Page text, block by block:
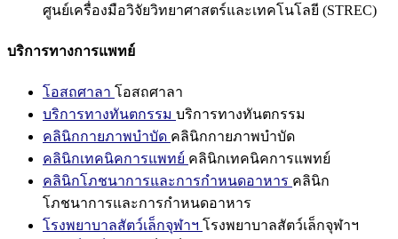
ศูนย์เครื่องมือวิจัยวิทยาศาสตร์และเทคโนโลยี (STREC)
บริการทางการแพทย์
โอสถศาลา โอสถศาลา
บริการทางทันตกรรม บริการทางทันตกรรม
คลินิกกายภาพบำบัด คลินิกกายภาพบำบัด
คลินิกเทคนิคการแพทย์ คลินิกเทคนิคการแพทย์
คลินิกโภชนาการและการกำหนดอาหาร คลินิก
โภชนาการและการกำหนดอาหาร
โรงพยาบาลสัตว์เล็กจุฬาฯ โรงพยาบาลสัตว์เล็กจุฬาฯ